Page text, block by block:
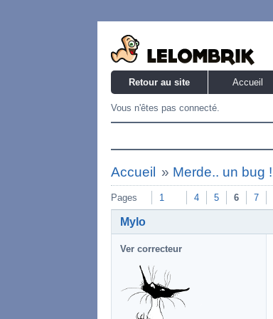
Retour au site Accueil
Vous n'êtes pas connecté.
Accueil » Merde.. un bug !
Pages 1 4 5 6 7
Mylo
Ver correcteur